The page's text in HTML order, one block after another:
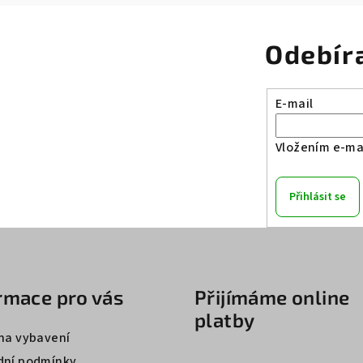
E-mail
Vložením e-
Přihlásit se
pro vás
vybavení
Přijímáme online
platby